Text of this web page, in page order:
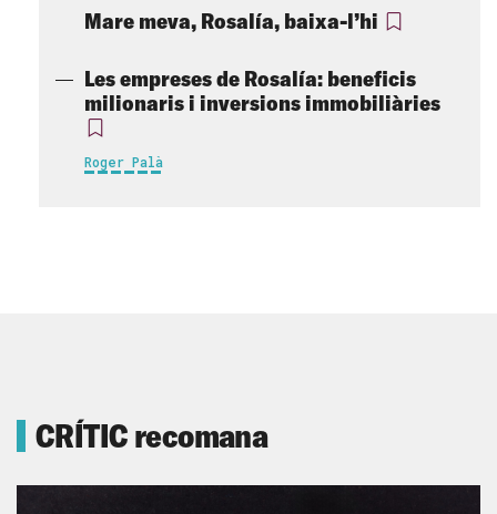
Mare meva, Rosalía, baixa-l’hi
Les empreses de Rosalía: beneficis
milionaris i inversions immobiliàries
Roger Palà
CRÍTIC recomana